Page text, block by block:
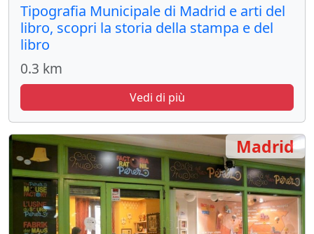
Tipografia Municipale di Madrid e arti del
libro, scopri la storia della stampa e del
libro
0.3 km
Vedi di più
Madrid